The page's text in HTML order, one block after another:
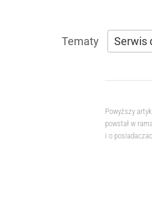
Serwis
Powyższy
powstał w
i o